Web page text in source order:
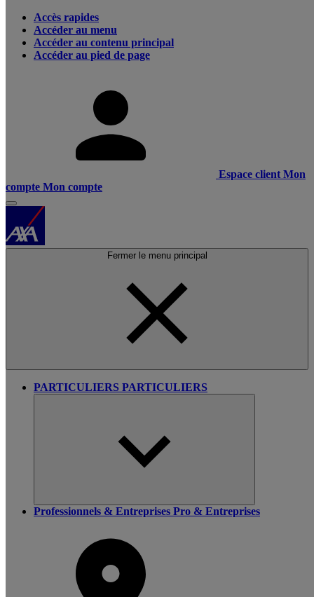
Accès rapides
Accéder au menu
Accéder au contenu principal
Accéder au pied de page
Espace client Mon
compte Mon compte
Fermer le menu principal
PARTICULIERS PARTICULIERS
Professionnels & Entreprises Pro & Entreprises